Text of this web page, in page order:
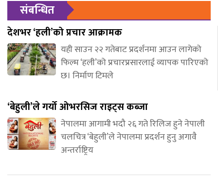
संबन्धित
देशभर ‘हली’को प्रचार आक्रामक
यही साउन २२ गतेबाट प्रदर्शनमा आउन लागेको
फिल्म ‘हली’को प्रचारप्रसारलाई व्यापक पारिएको
छ। निर्माण टिमले
‘बेहुली’ले गर्यो ओभरसिज राइट्स कब्जा
नेपालमा आगामी भदौ २६ गते रिलिज हुने नेपाली
चलचित्र ‘बेहुली’ले नेपालमा प्रदर्शन हुनु अगावै
अन्तर्राष्ट्रिय